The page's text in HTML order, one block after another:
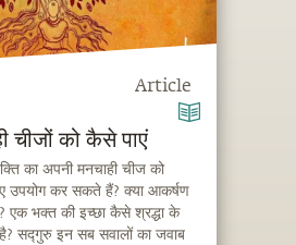
Article
चीजों को कैसे पाएं
का अपनी मनचाही चीज को
उपयोग कर सकते हैं? क्या आकर्षण
एक भक्त की इच्छा कैसे श्रद्धा के
है? सद्गुरु इन सब सवालों का जवाब